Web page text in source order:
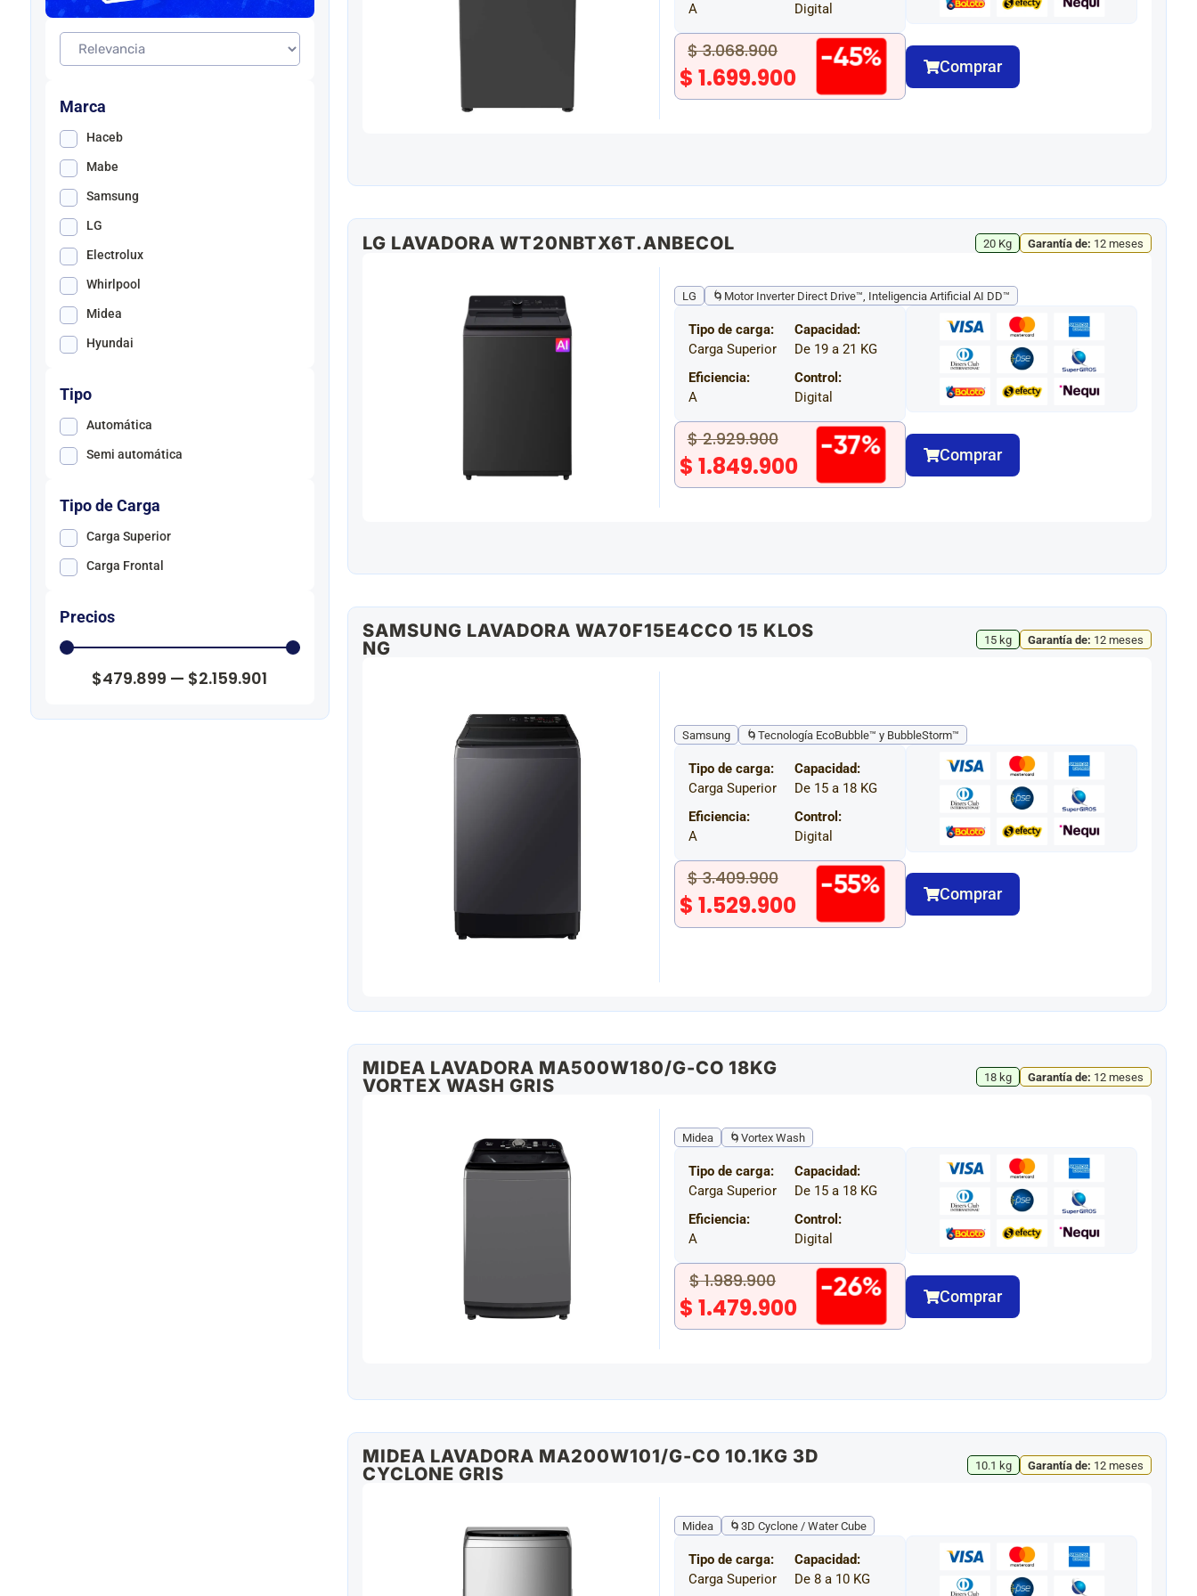
Marca
Haceb
Mabe
Samsung
LG
Electrolux
Whirlpool
Midea
Hyundai
Tipo
Automática
Semi automática
Tipo de Carga
Carga Superior
Carga Frontal
Precios
$479.899 — $2.159.901
A
Digital
$3.068.900
$ 1.699.900
-45% Comprar
LG LAVADORA WT20NBTX6T.ANBECOL 20 Kg Garantía de: 12 meses
LG 🌀Motor Inverter Direct Drive™, Inteligencia Artificial AI DD™
Tipo de carga:
Carga Superior
Eficiencia:
A
Capacidad:
De 19 a 21 KG
Control:
Digital
$2.929.900
$ 1.849.900
-37% Comprar
SAMSUNG LAVADORA WA70F15E4CCO 15 KLOS
NG
15 kg Garantía de: 12 meses
Samsung 🌀Tecnología EcoBubble™ y BubbleStorm™
Tipo de carga:
Carga Superior
Eficiencia:
A
Capacidad:
De 15 a 18 KG
Control:
Digital
$3.409.900
$ 1.529.900
-55% Comprar
MIDEA LAVADORA MA500W180/G-CO 18KG
VORTEX WASH GRIS
18 kg Garantía de: 12 meses
Midea 🌀Vortex Wash
Tipo de carga:
Carga Superior
Eficiencia:
A
Capacidad:
De 15 a 18 KG
Control:
Digital
$1.989.900
$ 1.479.900
-26% Comprar
MIDEA LAVADORA MA200W101/G-CO 10.1KG 3D
CYCLONE GRIS
10.1 kg Garantía de: 12 meses
Midea 🌀3D Cyclone / Water Cube
Tipo de carga:
Carga Superior
Capacidad:
De 8 a 10 KG